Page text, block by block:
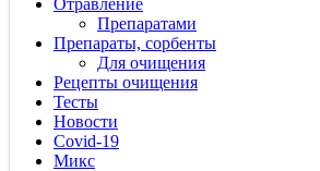
Отравление
Препаратами
Препараты, сорбенты
Для очищения
Рецепты очищения
Тесты
Новости
Covid-19
Микс